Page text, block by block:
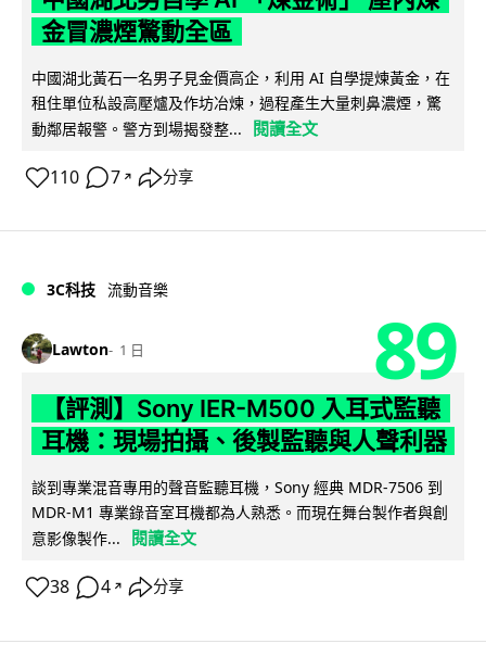
金冒濃煙驚動全區
中國湖北黃石一名男子見金價高企，利用 AI 自學提煉黃金，在
租住單位私設高壓爐及作坊冶煉，過程產生大量刺鼻濃煙，驚
動鄰居報警。警方到場揭發整...
閱讀全文
110 7 ↗ 分享
3C科技 流動音樂
Lawton 1 日 89
【評測】Sony IER-M500 入耳式監聽
耳機：現場拍攝、後製監聽與人聲利器
談到專業混音專用的聲音監聽耳機，Sony 經典 MDR-7506 到
MDR-M1 專業錄音室耳機都為人熟悉。而現在舞台製作者與創
意影像製作...
閱讀全文
38 4 ↗ 分享